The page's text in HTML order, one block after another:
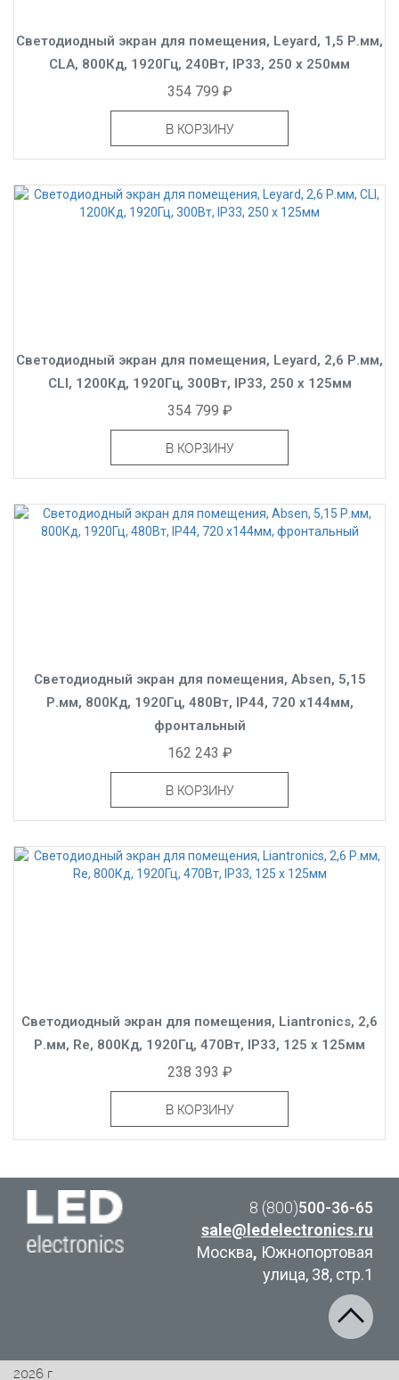
Светодиодный экран для помещения, Leyard, 1,5 Р.мм,
CLA, 800Кд, 1920Гц, 240Вт, IP33, 250 x 250мм
354 799 ₽
В КОРЗИНУ
Светодиодный экран для помещения, Leyard, 2,6 Р.мм,
CLI, 1200Кд, 1920Гц, 300Вт, IP33, 250 x 125мм
354 799 ₽
В КОРЗИНУ
Светодиодный экран для помещения, Absen, 5,15
Р.мм, 800Кд, 1920Гц, 480Вт, IP44, 720 x144мм,
фронтальный
162 243 ₽
В КОРЗИНУ
Светодиодный экран для помещения, Liantronics, 2,6
Р.мм, Re, 800Кд, 1920Гц, 470Вт, IP33, 125 x 125мм
238 393 ₽
В КОРЗИНУ
8 (800)500-36-65
sale@ledelectronics.ru
Москва, Южнопортовая
улица, 38, стр.1
2026 г